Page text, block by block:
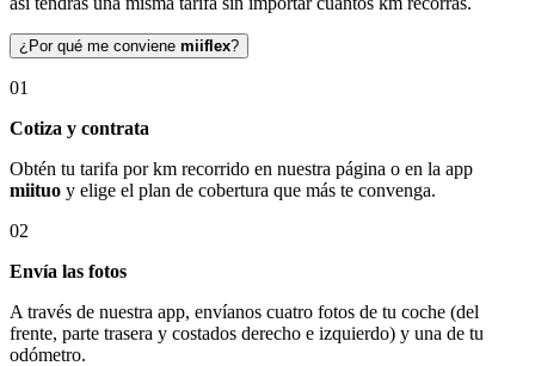
¿Por qué me conviene miiflex?
01
Cotiza y contrata
Obtén tu tarifa por km recorrido en nuestra página o en la app
miituo y elige el plan de cobertura que más te convenga.
02
Envía las fotos
A través de nuestra app, envíanos cuatro fotos de tu coche (del
frente, parte trasera y costados derecho e izquierdo) y una de tu
odómetro.